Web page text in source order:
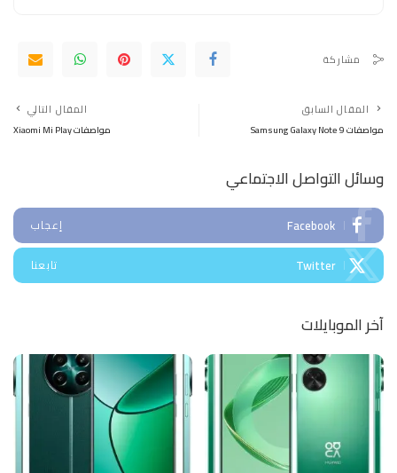
مشاركة
المقال السابق
مواصفات Samsung Galaxy Note 9
المقال التالي
مواصفات Xiaomi Mi Play
وسائل التواصل الاجتماعي
Facebook إعجاب
Twitter تابعنا
آخر الموبايلات